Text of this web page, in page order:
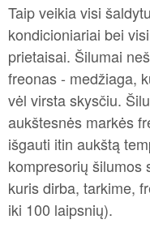
Taip veikia visi
kondicioniariai bei
prietaisai. Šilumai
freonas - medžiaga,
vėl virsta skysčiu.
aukštesnės markės
išgauti itin aukštą
kompresorių šilumos
kuris dirba, tarkime,
iki 100 laipsnių).